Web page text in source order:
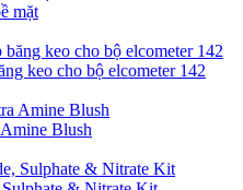
mặt
keo cho bộ elcometer 142
Blush